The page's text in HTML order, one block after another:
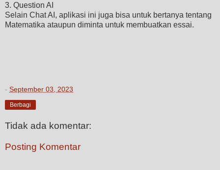
3. Question AI
Selain Chat AI, aplikasi ini juga bisa untuk bertanya tentang
Matematika ataupun diminta untuk membuatkan essai.
- September 03, 2023
Berbagi
Tidak ada komentar:
Posting Komentar